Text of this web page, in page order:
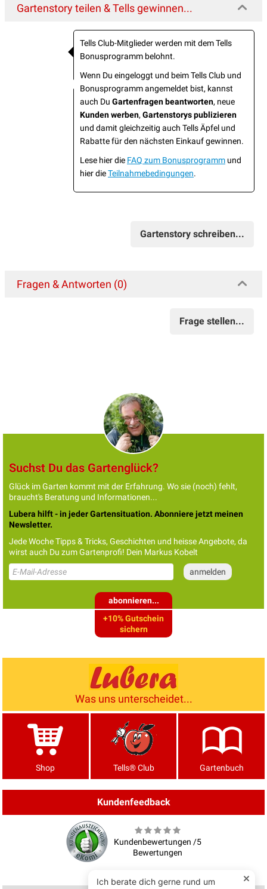
Gartenstory teilen & Tells gewinnen...
Tells Club-Mitglieder werden mit dem Tells
Bonusprogramm belohnt.
Wenn Du eingeloggt und beim Tells Club und
Bonusprogramm angemeldet bist, kannst
auch Du Gartenfragen beantworten, neue
Kunden werben, Gartenstorys publizieren
und damit gleichzeitig auch Tells Äpfel und
Rabatte für den nächsten Einkauf gewinnen.
Lese hier die FAQ zum Bonusprogramm und
hier dieTeilnahmebedingungen.
Gartenstory schreiben...
Fragen & Antworten (0)
Frage stellen...
Suchst Du das Gartenglück?
Glück im Garten kommt mit der Erfahrung. Wo sie (noch) fehlt,
braucht's Beratung und Informationen...
Lubera hilft - in jeder Gartensituation. Abonniere jetzt meinen
Newsletter.
Jede Woche Tipps & Tricks, Geschichten und heisse Angebote, da
wirst auch Du zum Gartenprofi! Dein Markus Kobelt
abonnieren...
+10% Gutschein
sichern
Was uns unterscheidet...
Shop Tells® Club Gartenbuch
Kundenfeedback
Kundenbewertungen /5
Bewertungen